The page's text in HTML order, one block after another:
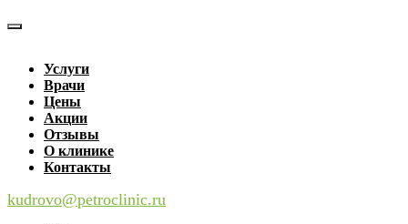
Услуги
Врачи
Цены
Акции
Отзывы
О клинике
Контакты
kudrovo@petroclinic.ru